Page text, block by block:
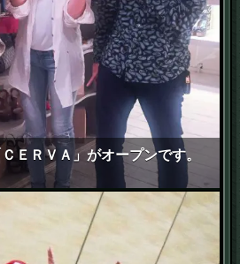
ＥＲＶＡ」がオープンです。